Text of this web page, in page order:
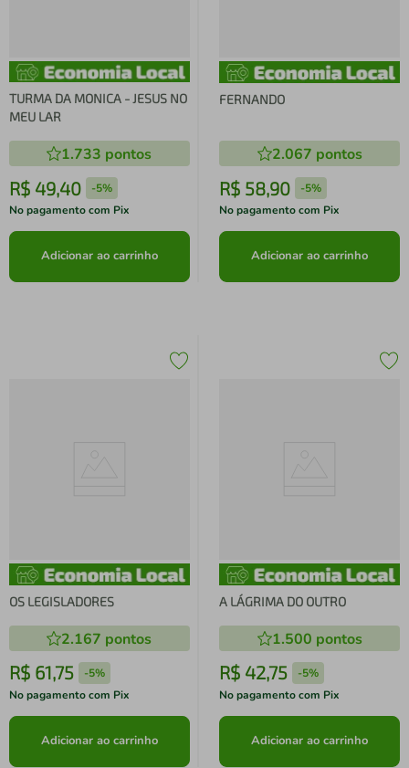
TURMA DA MONICA - JESUS NO
MEU LAR
1.733 pontos
R$ 49,40 -5%
No pagamento com Pix
Adicionar ao carrinho
FERNANDO
2.067 pontos
R$ 58,90 -5%
No pagamento com Pix
Adicionar ao carrinho
OS LEGISLADORES
2.167 pontos
R$ 61,75 -5%
No pagamento com Pix
Adicionar ao carrinho
A LÁGRIMA DO OUTRO
1.500 pontos
R$ 42,75 -5%
No pagamento com Pix
Adicionar ao carrinho